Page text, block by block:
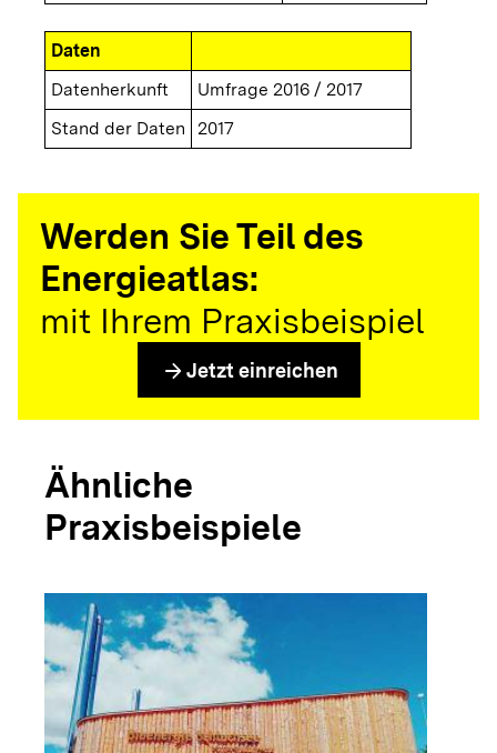
Daten
Datenherkunft
Umfrage 2016 / 2017
Stand der Daten
2017
Werden Sie Teil des
Energieatlas:
mit Ihrem Praxisbeispiel
arrow_forward Jetzt einreichen
Ähnliche
Praxisbeispiele